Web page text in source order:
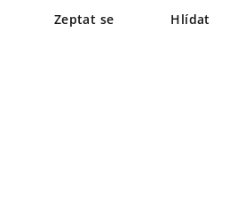
Zeptat se Hlídat